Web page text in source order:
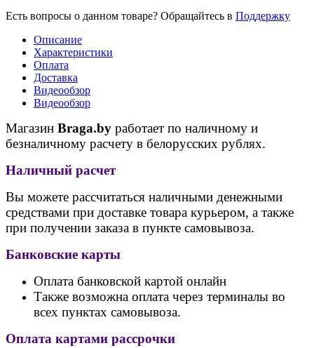
Есть вопросы о данном товаре? Обращайтесь в Поддержку
Описание
Характеристики
Оплата
Доставка
Видеообзор
Видеообзор
Магазин Braga.by работает по наличному и
безналичному расчету в белорусских рублях.
Наличный расчет
Вы можете рассчитаться наличными денежными
средствами при доставке товара курьером, а также
при получении заказа в пункте самовывоза.
Банковские карты
Оплата банковской картой онлайн
Также возможна оплата через терминалы во
всех пунктах самовывоза.
Оплата картами рассрочки